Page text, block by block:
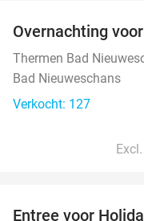
Overnachting
Thermen Bad
Bad Nieuweschans
Verkocht: 127
Entree voor